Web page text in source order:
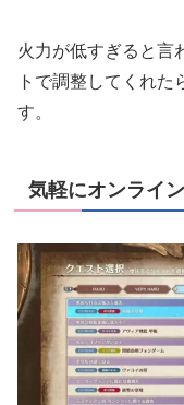
火力が低すぎると言
トで調整してくれた
す。
気軽にオンライ